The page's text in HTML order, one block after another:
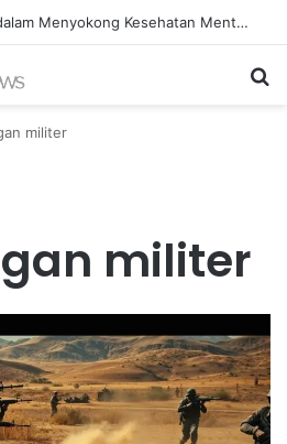
Peran Aktivitas Alam dalam Menyokong Kesehatan Mental dan Menenangkan Pikiran di Masa Sulit
militer
militer